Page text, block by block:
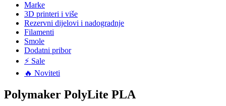
Marke
3D printeri i više
Rezervni dijelovi i nadogradnje
Filamenti
Smole
Dodatni pribor
⚡ Sale
🔥 Noviteti
Polymaker PolyLite PLA